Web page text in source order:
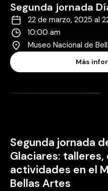
Segunda jornada
22 de marzo, 2025 al
10:00 am
Museo Nacional de
Más
Segunda jornada
Glaciares:
actividades en el
Bellas Artes